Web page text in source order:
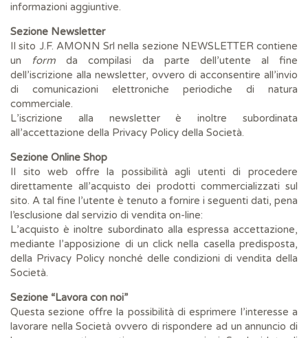
informazioni aggiuntive.
Sezione Newsletter
Il sito J.F. AMONN Srl nella sezione NEWSLETTER contiene
un
form da compilasi da parte dell’utente al fine
dell’iscrizione alla newsletter, ovvero di acconsentire all’invio
di comunicazioni elettroniche periodiche di natura
commerciale.
L’iscrizione alla newsletter è inoltre subordinata
all’accettazione della Privacy Policy della Società.
Sezione Online Shop
Il sito web offre la possibilità agli utenti di procedere
direttamente all’acquisto dei prodotti commercializzati sul
sito. A tal fine l’utente è tenuto a fornire i seguenti dati, pena
l’esclusione dal servizio di vendita on-line:
L’acquisto è inoltre subordinato alla espressa accettazione,
mediante l’apposizione di un click nella casella predisposta,
della Privacy Policy nonché delle condizioni di vendita della
Società.
Sezione “Lavora con noi”
Questa sezione offre la possibilità di esprimere l’interesse a
lavorare nella Società ovvero di rispondere ad un annuncio di